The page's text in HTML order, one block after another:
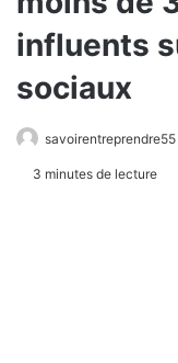
influents
sociaux
savoirentreprendre55
3 minutes de lecture